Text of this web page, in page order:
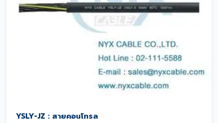
YSLY-JZ : สายคอนโทรล